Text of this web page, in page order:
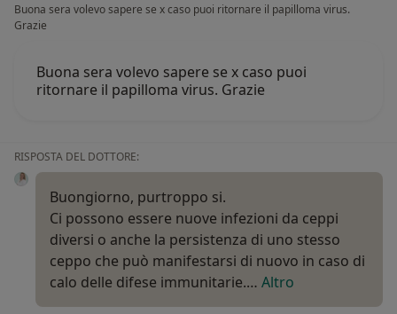
Buona sera volevo sapere se x caso puoi ritornare il papilloma virus.
Grazie
Buona sera volevo sapere se x caso puoi
ritornare il papilloma virus. Grazie
RISPOSTA DEL DOTTORE:
Buongiorno, purtroppo si.
Ci possono essere nuove infezioni da ceppi
diversi o anche la persistenza di uno stesso
ceppo che può manifestarsi di nuovo in caso di
calo delle difese immunitarie.… Altro